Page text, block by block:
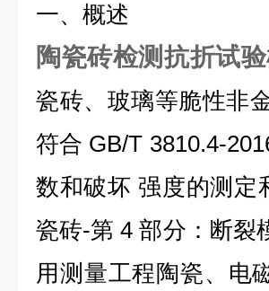
一、概述
陶瓷砖检测抗折试
瓷砖、玻璃等脆性非
符合 GB/T 3810.4-
数和破坏 强度的测定
瓷砖-第 4 部分：断裂
用测量工程陶瓷、电